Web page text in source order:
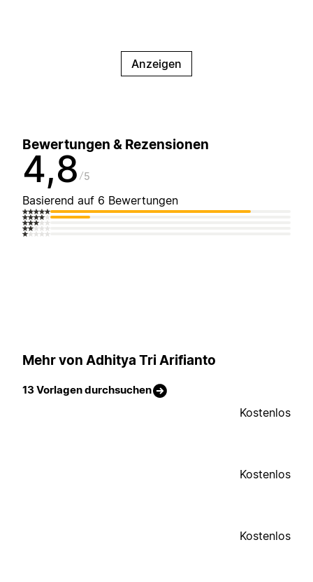
Anzeigen
Bewertungen & Rezensionen
4,8 5
Basierend auf 6 Bewertungen
Mehr von Adhitya Tri Arifianto
13 Vorlagen durchsuchen
Kostenlos
Kostenlos
Kostenlos